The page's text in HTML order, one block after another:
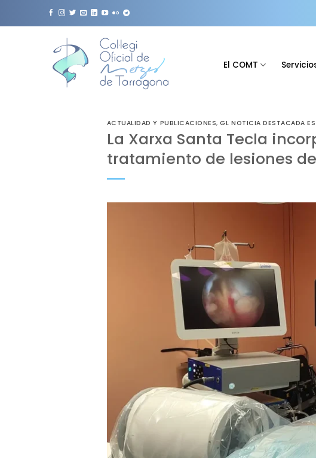
El COMT
ACTUALIDAD Y PUBLICACIONES,GL NOTICIA DESTACADA
La Xarxa Santa Tecla
tratamiento de lesiones